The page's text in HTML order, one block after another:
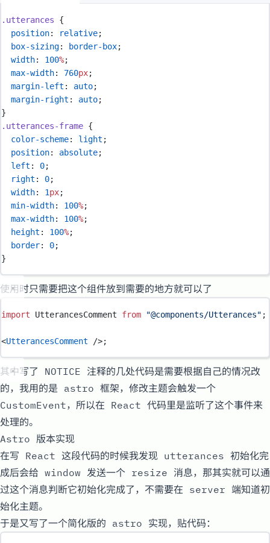
. utterances
{
position: relative;
box-sizing: border-box;
width: 100%;
max-width: 760px;
margin-left : auto;
margin-right : auto;
}
. utterances-frame {
color-scheme: light ;
position: absolute;
left : 0;
right : 0;
width: 1px;
min-width: 100%;
max-width: 100%;
height : 100%;
border: 0;
}
使用时只需要把这个组件放到需要的地方就可以了
import UtterancesComment from "@components/Utterances" ;
<UtterancesComment />;
其中写了 NOTICE 注释的几处代码是需要根据自己的情况改
的，我用的是 astro 框架，修改主题会触发一个
CustomEvent，所以在 React 代码里是监听了这个事件来
处理的。
Astro 版本实现
在写 React 这段代码的时候我发现 utterances 初始化完
成后会给 window 发送一个 resize 消息，那其实就可以通
过这个消息判断它初始化完成了，不需要在 server 端知道初
始化主题。
于是又写了一个简化版的 astro 实现，贴代码：